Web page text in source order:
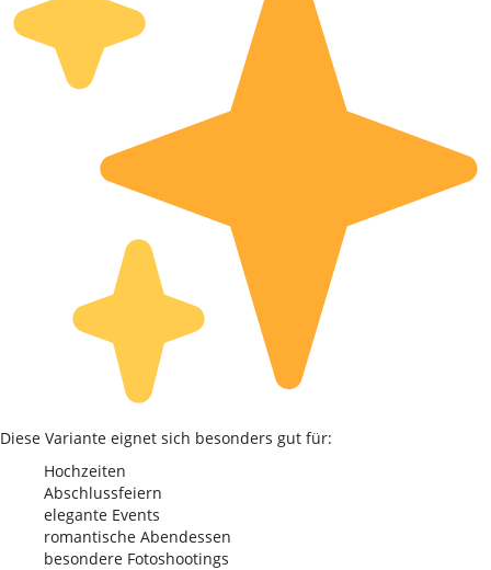
Diese Variante eignet sich besonders gut für:
Hochzeiten
Abschlussfeiern
elegante Events
romantische Abendessen
besondere Fotoshootings